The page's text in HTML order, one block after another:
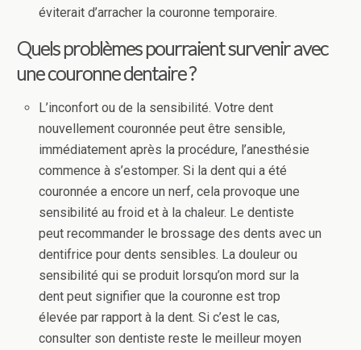
éviterait d’arracher la couronne temporaire.
Quels problèmes pourraient survenir avec
une couronne dentaire ?
L’inconfort ou de la sensibilité. Votre dent
nouvellement couronnée peut être sensible,
immédiatement après la procédure, l’anesthésie
commence à s’estomper. Si la dent qui a été
couronnée a encore un nerf, cela provoque une
sensibilité au froid et à la chaleur. Le dentiste
peut recommander le brossage des dents avec un
dentifrice pour dents sensibles. La douleur ou
sensibilité qui se produit lorsqu’on mord sur la
dent peut signifier que la couronne est trop
élevée par rapport à la dent. Si c’est le cas,
consulter son dentiste reste le meilleur moyen